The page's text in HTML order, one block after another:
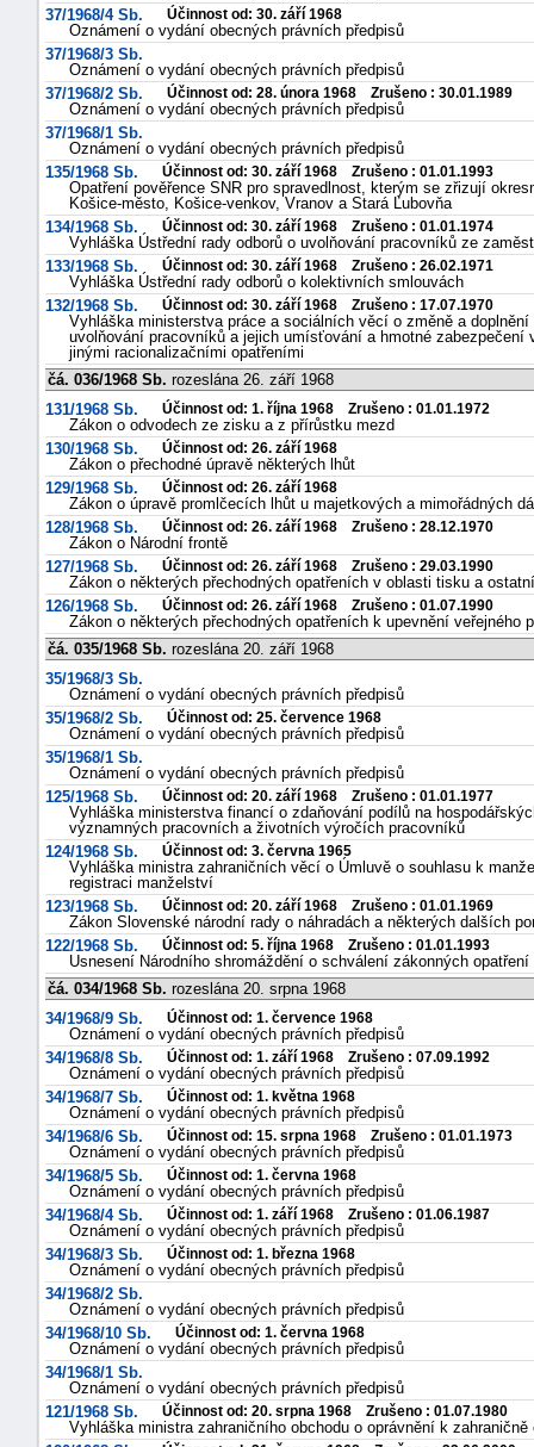
37/1968/4 Sb.
Účinnost od: 30. září 1968
Oznámení o vydání obecných právních předpisů
37/1968/3 Sb.
Oznámení o vydání obecných právních předpisů
37/1968/2 Sb.
Účinnost od: 28. února 1968 Zrušeno : 30.01.1989
Oznámení o vydání obecných právních předpisů
37/1968/1 Sb.
Oznámení o vydání obecných právních předpisů
135/1968 Sb.
Účinnost od: 30. září 1968 Zrušeno : 01.01.1993
Opatření pověřence SNR pro spravedlnost, kterým se zřizují
Košice-město, Košice-venkov, Vranov a Stará Ľubovňa
134/1968 Sb.
Účinnost od: 30. září 1968 Zrušeno : 01.01.1974
Vyhláška Ústřední rady odborů o uvolňování pracovníků ze
133/1968 Sb.
Účinnost od: 30. září 1968 Zrušeno : 26.02.1971
Vyhláška Ústřední rady odborů o kolektivních smlouvách
132/1968 Sb.
Účinnost od: 30. září 1968 Zrušeno : 17.07.1970
Vyhláška ministerstva práce a sociálních věcí o změně a
uvolňování pracovníků a jejich umísťování a hmotné
jinými racionalizačními opatřeními
čá. 036/1968 Sb. rozeslána 26. září 1968
131/1968 Sb.
Účinnost od: 1. října 1968 Zrušeno : 01.01.1972
Zákon o odvodech ze zisku a z přírůstku mezd
130/1968 Sb.
Účinnost od: 26. září 1968
Zákon o přechodné úpravě některých lhůt
129/1968 Sb.
Účinnost od: 26. září 1968
Zákon o úpravě promlčecích lhůt u majetkových a mimořádných
128/1968 Sb.
Účinnost od: 26. září 1968 Zrušeno : 28.12.1970
Zákon o Národní frontě
127/1968 Sb.
Účinnost od: 26. září 1968 Zrušeno : 29.03.1990
Zákon o některých přechodných opatřeních v oblasti tisku a
126/1968 Sb.
Účinnost od: 26. září 1968 Zrušeno : 01.07.1990
Zákon o některých přechodných opatřeních k upevnění veřejného
čá. 035/1968 Sb. rozeslána 20. září 1968
35/1968/3 Sb.
Oznámení o vydání obecných právních předpisů
35/1968/2 Sb.
Účinnost od: 25. července 1968
Oznámení o vydání obecných právních předpisů
35/1968/1 Sb.
Oznámení o vydání obecných právních předpisů
125/1968 Sb.
Účinnost od: 20. září 1968 Zrušeno : 01.01.1977
Vyhláška ministerstva financí o zdaňování podílů na
významných pracovních a životních výročích pracovníků
124/1968 Sb.
Účinnost od: 3. června 1965
Vyhláška ministra zahraničních věcí o Úmluvě o souhlasu k
registraci manželství
123/1968 Sb.
Účinnost od: 20. září 1968 Zrušeno : 01.01.1969
Zákon Slovenské národní rady o náhradách a některých dalších
122/1968 Sb.
Účinnost od: 5. října 1968 Zrušeno : 01.01.1993
Usnesení Národního shromáždění o schválení zákonných
čá. 034/1968 Sb. rozeslána 20. srpna 1968
34/1968/9 Sb.
Účinnost od: 1. července 1968
Oznámení o vydání obecných právních předpisů
34/1968/8 Sb.
Účinnost od: 1. září 1968 Zrušeno : 07.09.1992
Oznámení o vydání obecných právních předpisů
34/1968/7 Sb.
Účinnost od: 1. května 1968
Oznámení o vydání obecných právních předpisů
34/1968/6 Sb.
Účinnost od: 15. srpna 1968 Zrušeno : 01.01.1973
Oznámení o vydání obecných právních předpisů
34/1968/5 Sb.
Účinnost od: 1. června 1968
Oznámení o vydání obecných právních předpisů
34/1968/4 Sb.
Účinnost od: 1. září 1968 Zrušeno : 01.06.1987
Oznámení o vydání obecných právních předpisů
34/1968/3 Sb.
Účinnost od: 1. března 1968
Oznámení o vydání obecných právních předpisů
34/1968/2 Sb.
Oznámení o vydání obecných právních předpisů
34/1968/10 Sb.
Účinnost od: 1. června 1968
Oznámení o vydání obecných právních předpisů
34/1968/1 Sb.
Oznámení o vydání obecných právních předpisů
121/1968 Sb.
Účinnost od: 20. srpna 1968 Zrušeno : 01.07.1980
Vyhláška ministra zahraničního obchodu o oprávnění k